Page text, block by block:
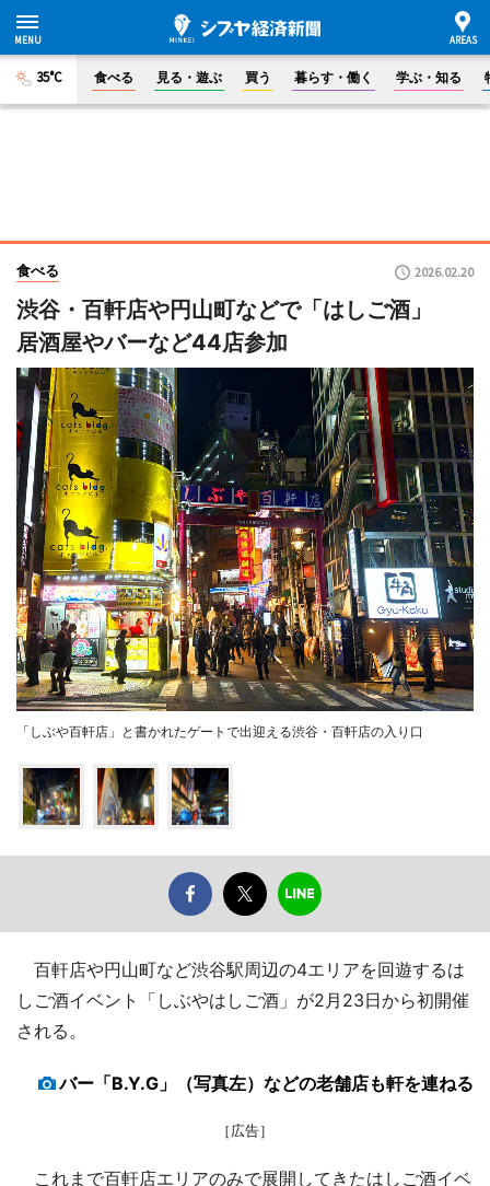
35°C 食べる 見る・遊ぶ 買う 暮らす・働く 学ぶ・知る
食べる 2026.02.20
渋谷・百軒店や円山町などで「はしご酒」
居酒屋やバーなど44店参加
「しぶや百軒店」と書かれたゲートで出迎える渋谷・百軒店の入り口
百軒店や円山町など渋谷駅周辺の4エリアを回遊するは
しご酒イベント「しぶやはしご酒」が2月23日から初開催
される。
バー「B.Y.G」（写真左）などの老舗店も軒を連ねる
［広告］
これまで百軒店エリアのみで展開してきたはしご酒イベ